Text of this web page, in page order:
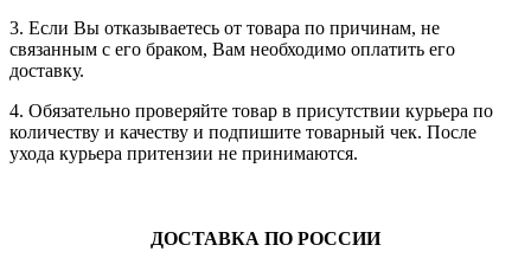
3. Если Вы отказываетесь от товара по причинам, не
связанным с его браком, Вам необходимо оплатить его
доставку.
4. Обязательно проверяйте товар в присутствии курьера по
количеству и качеству и подпишите товарный чек. После
ухода курьера притензии не принимаются.
ДОСТАВКА ПО РОССИИ